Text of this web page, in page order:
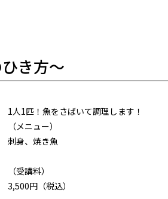
き方～
1人1匹！魚をさばいて調理します！
（メニュー）
刺身、焼き魚
（受講料）
3,500円（税込）